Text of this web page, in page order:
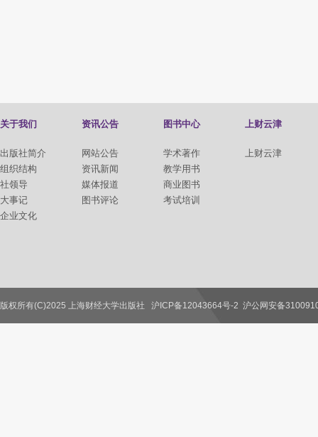
关于我们
出版社简介
组织结构
社领导
大事记
企业文化
资讯公告
网站公告
资讯新闻
媒体报道
图书评论
图书中心
学术著作
教学用书
商业图书
考试培训
上财云津
上财云津
联系我们
版权所有(C)2025 上海财经大学出版社 沪ICP备12043664号-2 沪公网安备